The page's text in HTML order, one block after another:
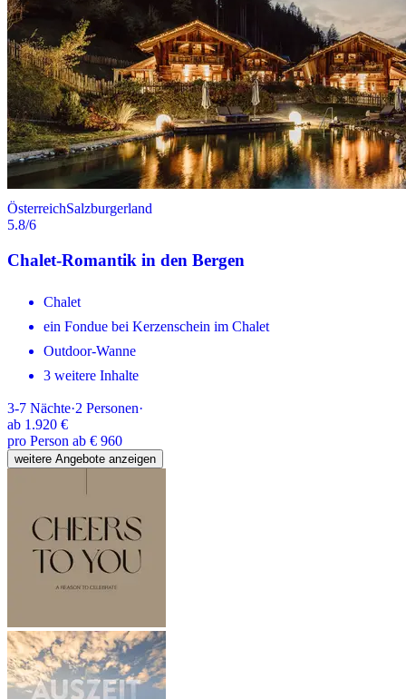
ÖsterreichSalzburgerland
5.8/6
Chalet-Romantik in den Bergen
Chalet
ein Fondue bei Kerzenschein im Chalet
Outdoor-Wanne
3 weitere Inhalte
3-7 Nächte·2 Personen·
ab 1.920 €
pro Person ab € 960
weitere Angebote anzeigen